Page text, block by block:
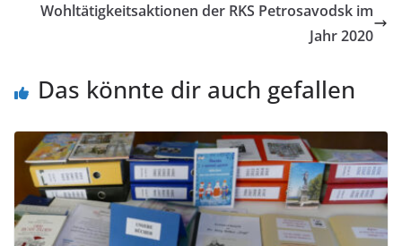
Wohltätigkeitsaktionen der RKS Petrosavodsk im
Jahr 2020
Das könnte dir auch gefallen